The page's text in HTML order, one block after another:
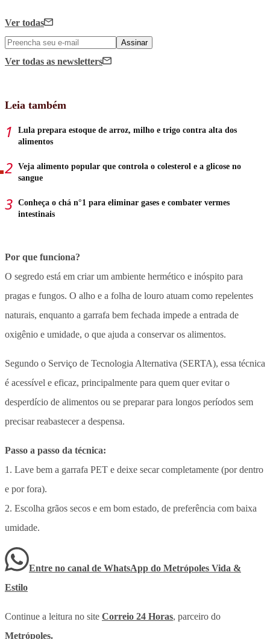
Ver todas
Assinar
Ver todas as newsletters
Leia também
Lula prepara estoque de arroz, milho e trigo contra alta dos
alimentos
Veja alimento popular que controla o colesterol e a glicose no
sangue
Conheça o chá n°1 para eliminar gases e combater vermes
intestinais
Por que funciona?
O segredo está em criar um ambiente hermético e inóspito para
pragas e fungos. O alho e a folha de louro atuam como repelentes
naturais, enquanto a garrafa bem fechada impede a entrada de
oxigênio e umidade, o que ajuda a conservar os alimentos.
Segundo o Serviço de Tecnologia Alternativa (SERTA), essa técnica
é acessível e eficaz, principalmente para quem quer evitar o
desperdício de alimentos ou se preparar para longos períodos sem
precisar reabastecer a despensa.
Passo a passo da técnica:
1. Lave bem a garrafa PET e deixe secar completamente (por dentro
e por fora).
2. Escolha grãos secos e em bom estado, de preferência com baixa
umidade.
Entre no canal de WhatsApp do Metrópoles Vida &
Estilo
Continue a leitura no site Correio 24 Horas, parceiro do
Metrópoles.